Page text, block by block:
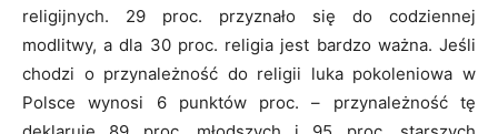
religijnych. 29 proc. przyznało się do codziennej
modlitwy, a dla 30 proc. religia jest bardzo ważna. Jeśli
chodzi o przynależność do religii luka pokoleniowa w
Polsce wynosi 6 punktów proc. – przynależność tę